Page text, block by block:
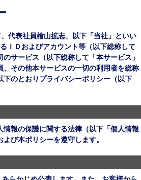
代表社員檜山拡志、以下「当社」といい
ＩＤおよびアカウント等（以下総称して
サービス（以下総称して「本サービス」
その他本サービスの一切の利用者を総称
のとおりプライバシーポリシー（以下
報の保護に関する法律（以下「個人情報
び本ポリシーを遵守します。